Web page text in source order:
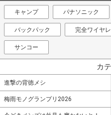
キャンプ パナソニック
バックパック 完全ワイヤ
サンコー
カ
進撃の背徳メシ
梅雨モノグランプリ2026